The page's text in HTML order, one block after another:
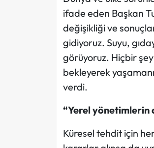
ifade eden Başkan
değişikliği ve
gidiyoruz. Suyu,
görüyoruz. Hiçbir
bekleyerek
verdi.
“Yerel yönetimlerin
Küresel tehdit için